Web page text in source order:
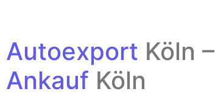
Autoexport Köln –
Ankauf Köln